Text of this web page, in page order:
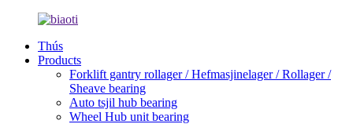
Thús
Products
Forklift gantry rollager / Hefmasjinelager / Rollager /
Sheave bearing
Auto tsjil hub bearing
Wheel Hub unit bearing